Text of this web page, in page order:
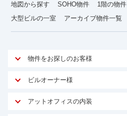
地図から探す
SOHO物件 1階の物件
大型ビルの一室
アーカイブ物件一覧
物件をお探しのお客様
アットオフィスが選ばれる理由
ご契約者様インタビュー
ビルオーナー様
オーナー様向けサービス
アットオフィスの内装